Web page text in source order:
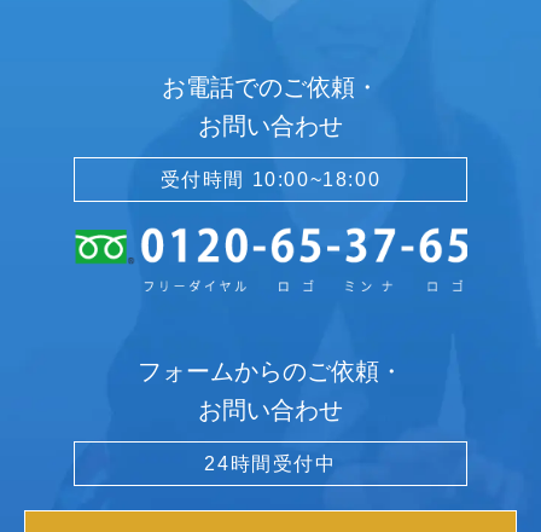
お電話でのご依頼・
お問い合わせ
受付時間 10:00~18:00
フォームからのご依頼・
お問い合わせ
24時間受付中